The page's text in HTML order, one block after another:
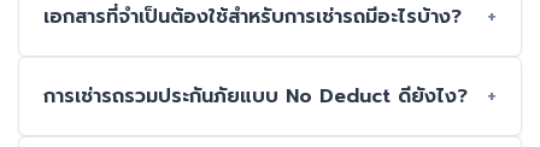
เอกสารที่จำเป็นต้องใช้สำหรับการเช่ารถมีอะไรบ้าง?
การเช่ารถรวมประกันภัยแบบ No Deduct ดียังไง?